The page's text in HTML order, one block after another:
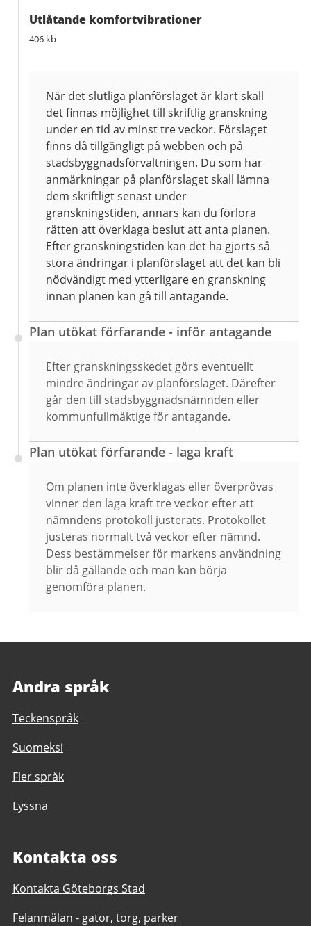
Utlåtande komfortvibrationer
406 kb
När det slutliga planförslaget är klart skall
det finnas möjlighet till skriftlig granskning
under en tid av minst tre veckor. Förslaget
finns då tillgängligt på webben och på
stadsbyggnadsförvaltningen. Du som har
anmärkningar på planförslaget skall lämna
dem skriftligt senast under
granskningstiden, annars kan du förlora
rätten att överklaga beslut att anta planen.
Efter granskningstiden kan det ha gjorts så
stora ändringar i planförslaget att det kan bli
nödvändigt med ytterligare en granskning
innan planen kan gå till antagande.
Plan utökat förfarande - inför antagande
Efter granskningsskedet görs eventuellt
mindre ändringar av planförslaget. Därefter
går den till stadsbyggnadsnämnden eller
kommunfullmäktige för antagande.
Plan utökat förfarande - laga kraft
Om planen inte överklagas eller överprövas
vinner den laga kraft tre veckor efter att
nämndens protokoll justerats. Protokollet
justeras normalt två veckor efter nämnd.
Dess bestämmelser för markens användning
blir då gällande och man kan börja
genomföra planen.
Andra språk
Teckenspråk
Suomeksi
Fler språk
Lyssna
Kontakta oss
Kontakta Göteborgs Stad
Felanmälan - gator, torg, parker